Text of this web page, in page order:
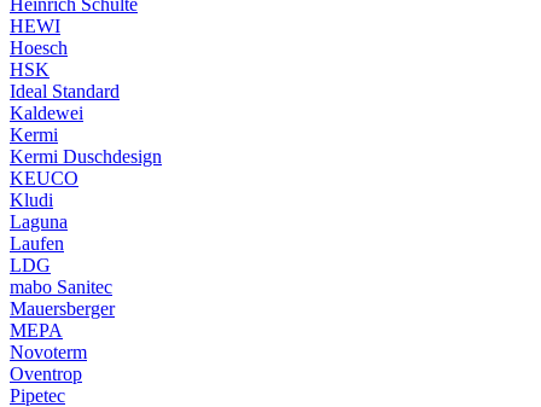
Heinrich Schulte
HEWI
Hoesch
HSK
Ideal Standard
Kaldewei
Kermi
Kermi Duschdesign
KEUCO
Kludi
Laguna
Laufen
LDG
mabo Sanitec
Mauersberger
MEPA
Novoterm
Oventrop
Pipetec